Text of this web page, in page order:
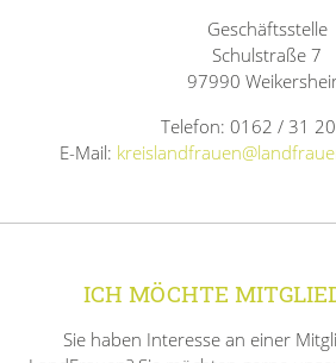
Geschäftsstelle
Schulstraße 7
97990
Telefon: 0162 / 31
E-Mail:
ICH MÖCHTE
Sie haben Interesse an einer